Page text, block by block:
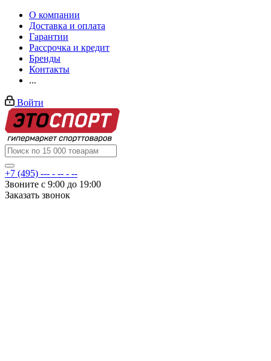
О компании
Доставка и оплата
Гарантии
Рассрочка и кредит
Бренды
Контакты
...
Войти
+7 (495) --- - -- - --
Звоните с 9:00 до 19:00
Заказать звонок